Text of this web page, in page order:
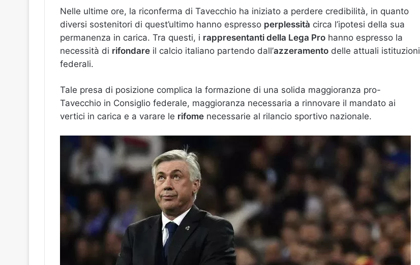
Nelle ultime ore, la riconferma di Tavecchio ha iniziato a perdere credibilità, in quanto
diversi sostenitori di quest’ultimo hanno espresso perplessità circa l’ipotesi della sua
permanenza in carica. Tra questi, i rappresentanti della Lega Pro hanno espresso la
necessità di rifondare il calcio italiano partendo dall’azzeramento delle attuali istituzioni
federali.
Tale presa di posizione complica la formazione di una solida maggioranza pro-
Tavecchio in Consiglio federale, maggioranza necessaria a rinnovare il mandato ai
vertici in carica e a varare le rifome necessarie al rilancio sportivo nazionale.